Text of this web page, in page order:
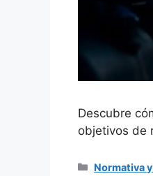
Descubre
objetivos de
Categorías
Normativa